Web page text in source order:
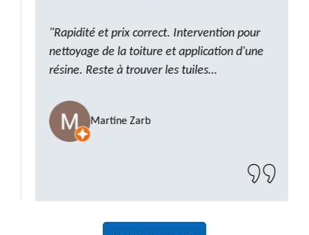
"Rapidité et prix correct. Intervention pour
nettoyage de la toiture et application d'une
résine. Reste à trouver les tuiles
compter sur M. GOT. Très content de la
prestation, a recommander sans problème"
Martine Zarb